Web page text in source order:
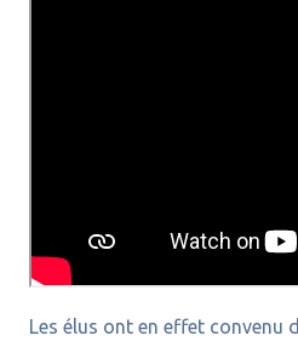
Les élus ont en effet convenu